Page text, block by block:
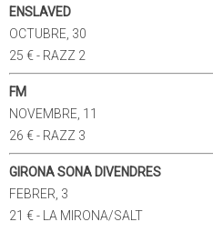
ENSLAVED
OCTUBRE, 30
25 € - RAZZ 2
FM
NOVEMBRE, 11
26 € - RAZZ 3
GIRONA SONA DIVENDRES
FEBRER, 3
21 € - LA MIRONA/SALT